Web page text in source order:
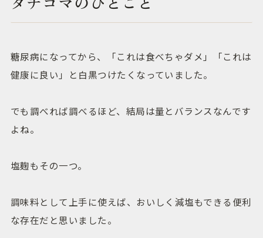
糖尿病になってから、「これは食べちゃダメ」「これは
健康に良い」と白黒つけたくなっていました。
でも調べれば調べるほど、結局は量とバランスなんです
よね。
塩麹もその一つ。
調味料として上手に使えば、おいしく減塩もできる便利
な存在だと思いました。